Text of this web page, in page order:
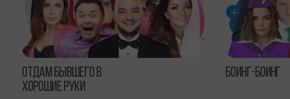
ОТДАМ БЫВШЕГО В
ХОРОШИЕ РУКИ
БОИНГ-БОИНГ